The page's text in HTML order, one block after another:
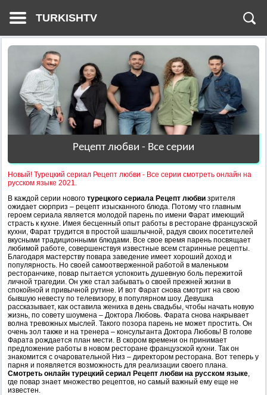
TURKISHTV
Рецепт любви - Все серии
Новый! Турецкий сериал Рецепт любви - Все серии смотреть онлайн на
русском языке 2021.
В каждой серии нового турецкого сериала Рецепт любви зрителя
ожидает сюрприз – рецепт изысканного блюда. Потому что главным
героем сериала является молодой парень по имени Фарат имеющий
страсть к кухне. Имея бесценный опыт работы в ресторане французской
кухни, Фарат трудится в простой шашлычной, радуя своих посетителей
вкусными традиционными блюдами. Все свое время парень посвящает
любимой работе, совершенствуя известные всем старинные рецепты.
Благодаря мастерству повара заведение имеет хороший доход и
популярность. Но своей самоотверженной работой в маленьком
ресторанчике, повар пытается успокоить душевную боль пережитой
личной трагедии. Он уже стал забывать о своей прежней жизни в
спокойной и привычной рутине. И вот Фарат снова смотрит на свою
бывшую невесту по телевизору, в популярном шоу. Девушка
рассказывает, как оставила жениха в день свадьбы, чтобы начать новую
жизнь, по совету шоумена – Доктора Любовь. Фарата снова накрывает
волна тревожных мыслей. Такого позора парень не может простить. Он
очень зол также и на тренера – консультанта Доктора Любовь! В голове
Фарата рождается план мести. В скором времени он принимает
предложение работы в новом ресторане французской кухни. Так он
знакомится с очаровательной Низ – директором ресторана. Вот теперь у
парня и появляется возможность для реализации своего плана.
Смотреть онлайн турецкий сериал Рецепт любви на русском языке,
где повар знает множество рецептов, но самый важный ему еще не
известен.